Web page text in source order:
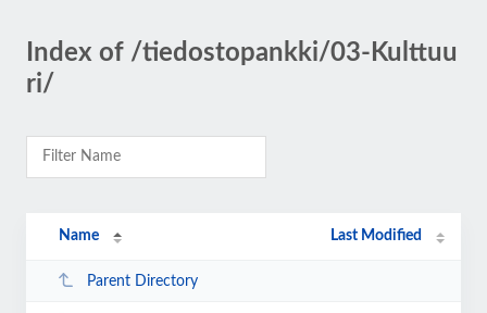
Index of /tiedostopankki/03-Kulttuu
ri/
Name Last Modified
Parent Directory